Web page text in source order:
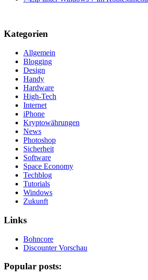
Kategorien
Allgemein
Blogging
Design
Handy
Hardware
High-Tech
Internet
iPhone
Kryptowährungen
News
Photoshop
Sicherheit
Software
Space Economy
Techblog
Tutorials
Windows
Zukunft
Links
Bohncore
Discounter Vorschau
Popular posts: